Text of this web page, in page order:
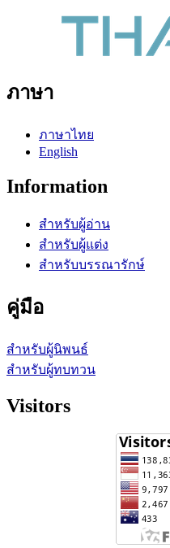
ภาษา
ภาษาไทย
English
Information
สำหรับผู้อ่าน
สำหรับผู้แต่ง
สำหรับบรรณารักษ์
คู่มือ
สำหรับผู้นิพนธ์
สำหรับผู้ทบทวน
Visitors